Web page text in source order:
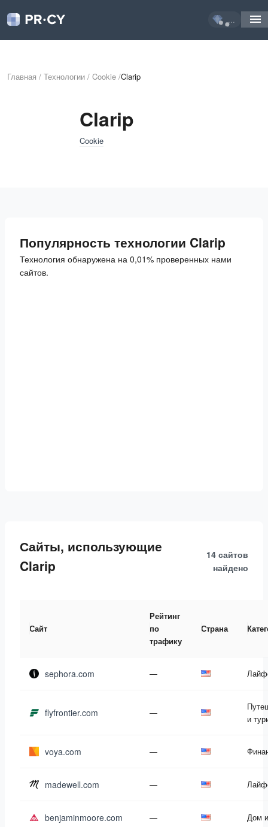
...
Главная / Технологии / Cookie /Clarip
Clarip
Cookie
Популярность технологии Clarip
Технология обнаружена на 0,01% проверенных нами
сайтов.
Сайты, использующие
Clarip
14 сайтов
найдено
Сайт
Рейтинг
по
трафику
Страна
sephora.com —
flyfrontier.com —
и
voya.com —
madewell.com —
benjaminmoore.com — Дом